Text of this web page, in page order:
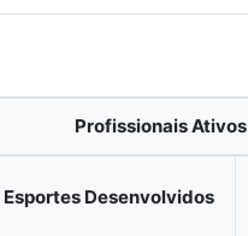
Profissionais Ativos
Esportes Desenvolvidos